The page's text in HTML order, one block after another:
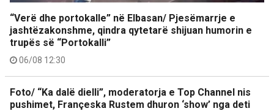
“Verë dhe portokalle” në Elbasan/ Pjesëmarrje e
jashtëzakonshme, qindra qytetarë shijuan humorin e
trupës së “Portokalli”
06/08 12:30
Foto/ “Ka dalë dielli”, moderatorja e Top Channel nis
pushimet, Françeska Rustem dhuron ‘show’ nga deti